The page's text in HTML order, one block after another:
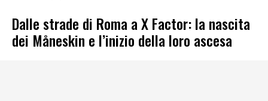
Dalle strade di Roma a X Factor: la nascita
dei Måneskin e l’inizio della loro ascesa